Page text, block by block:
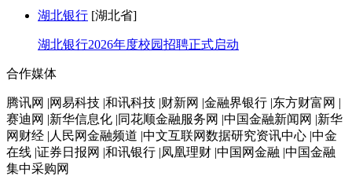
湖北银行 [湖北省]
湖北银行2026年度校园招聘正式启动
合作媒体
腾讯网 |网易科技 |和讯科技 |财新网 |金融界银行 |东方财富网 |
赛迪网 |新华信息化 |同花顺金融服务网 |中国金融新闻网 |新华
网财经 |人民网金融频道 |中文互联网数据研究资讯中心 |中金
在线 |证券日报网 |和讯银行 |凤凰理财 |中国网金融 |中国金融
集中采购网